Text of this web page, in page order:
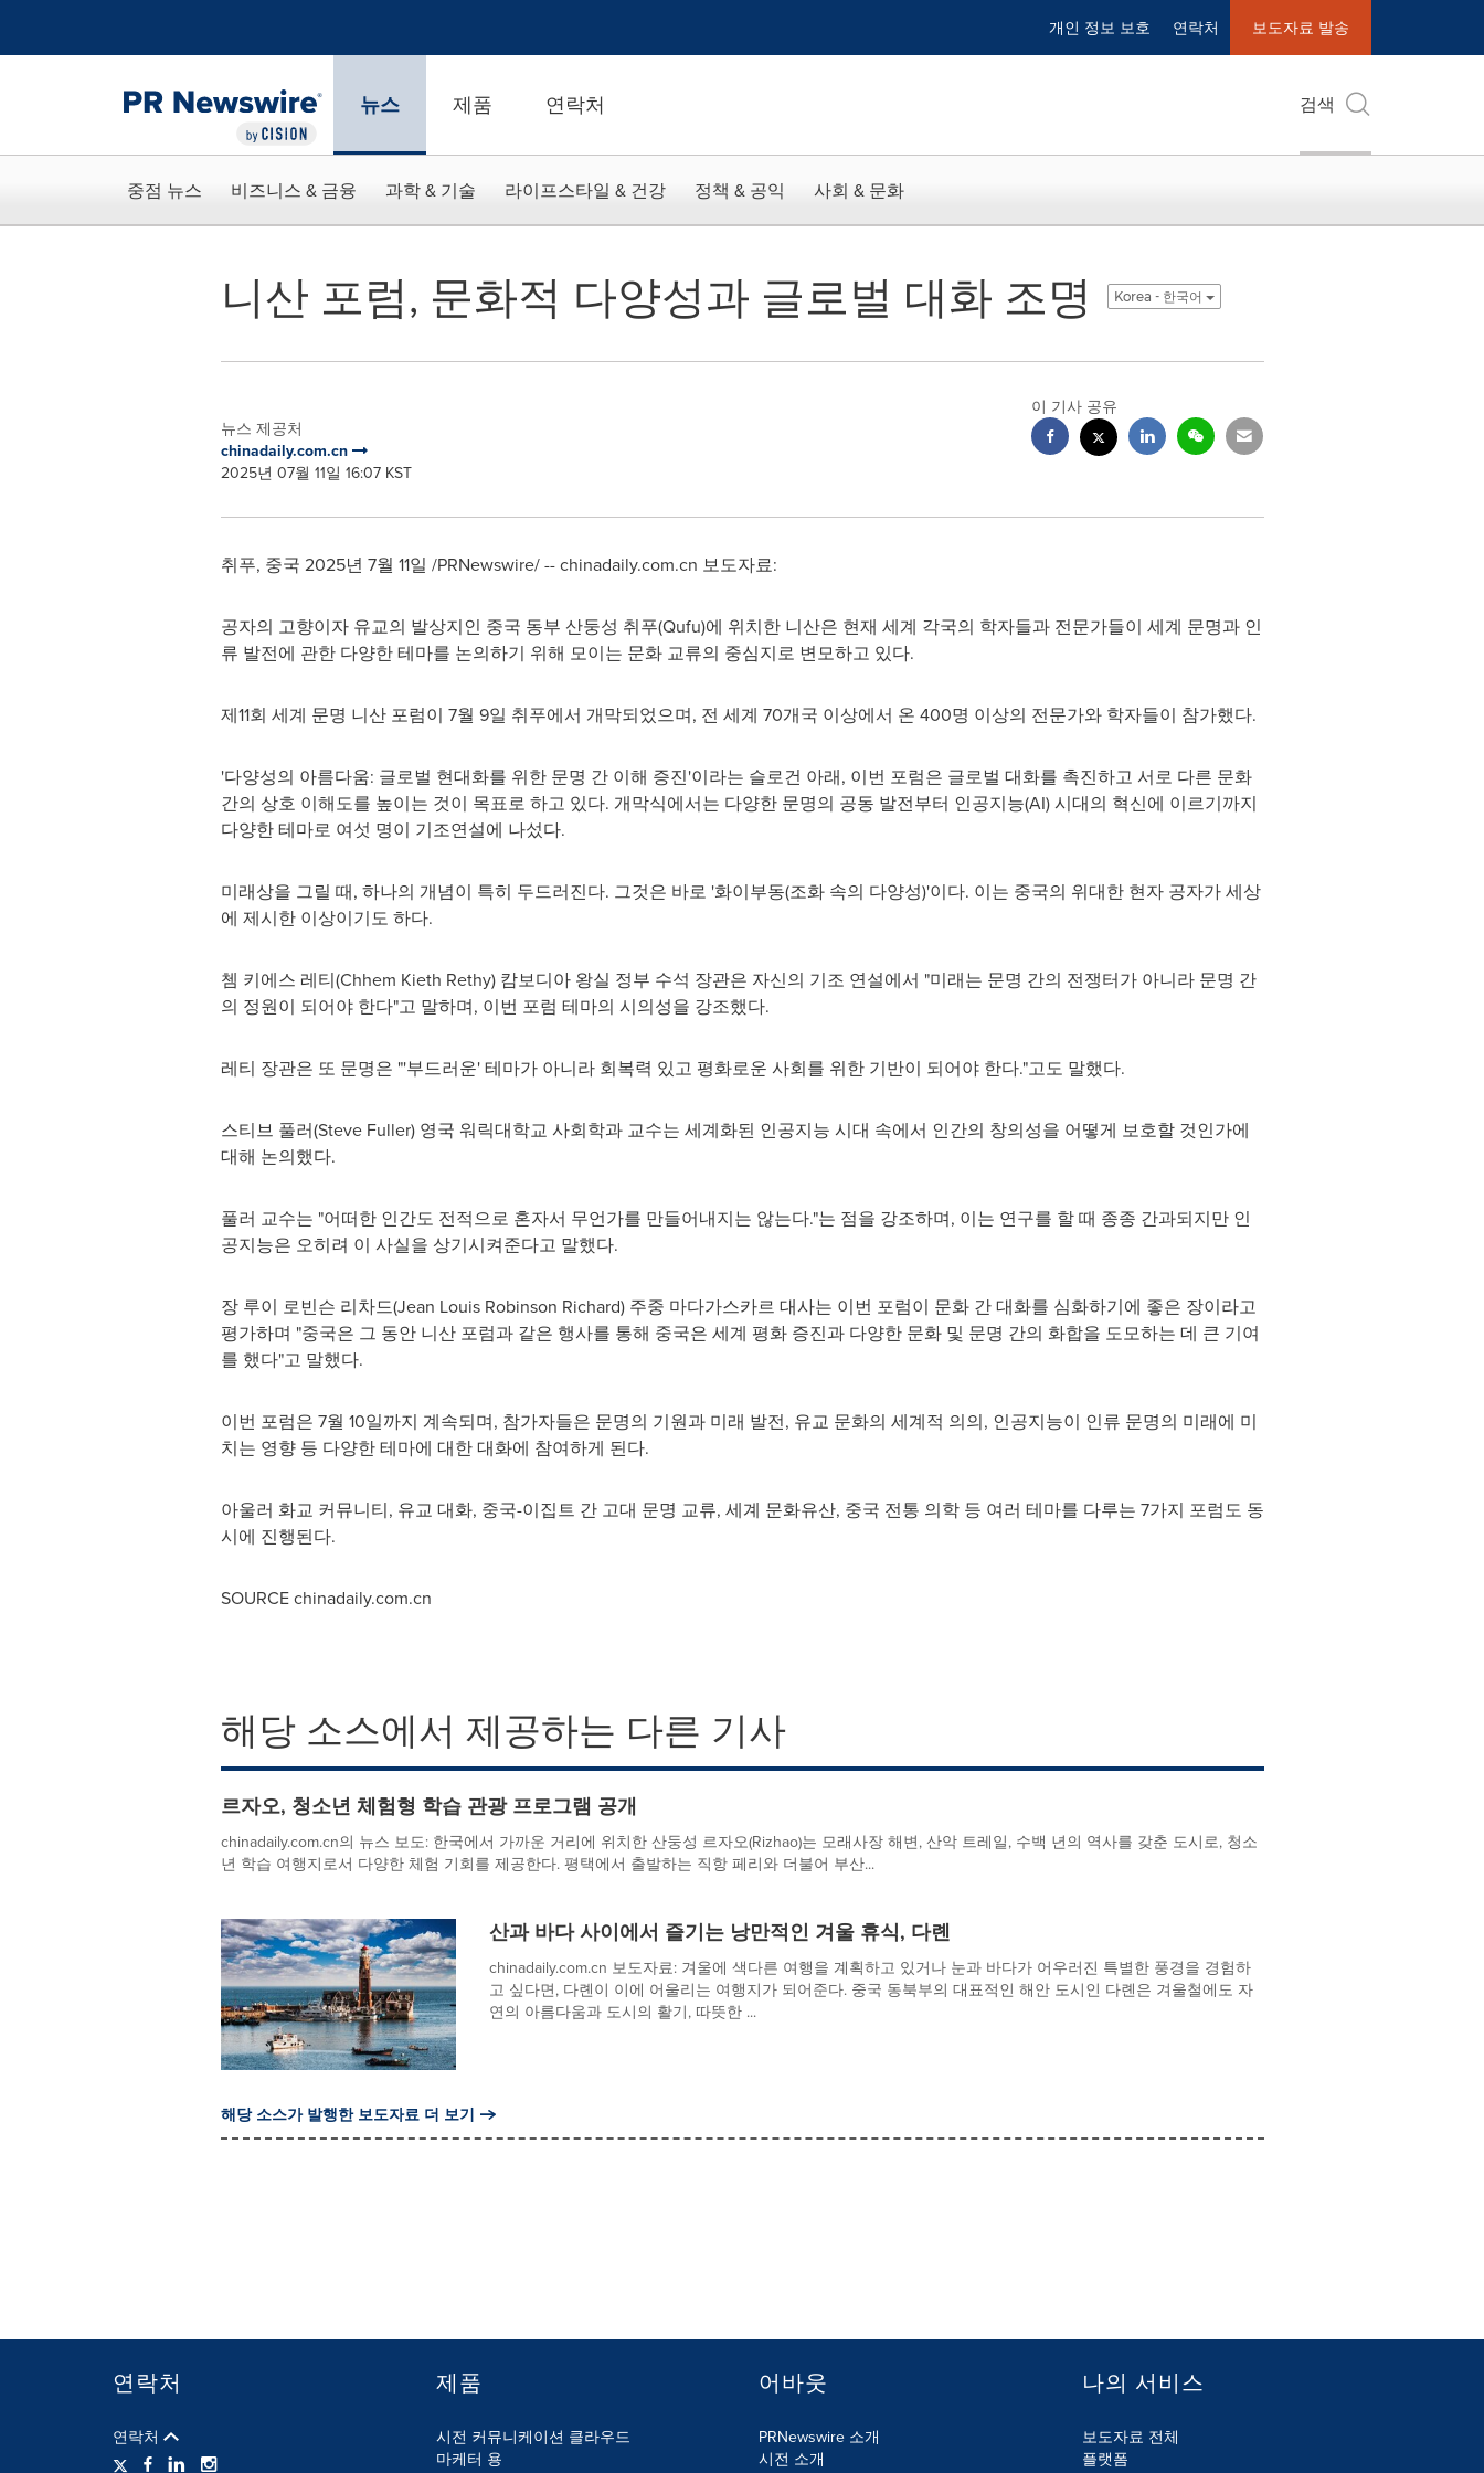
개인 정보 보호 연락처 보도자료 발송
뉴스 제품 연락처 검색
중점 뉴스 비즈니스 & 금융 과학 & 기술 라이프스타일 & 건강 정책 & 공익 사회 & 문화
니산 포럼, 문화적 다양성과 글로벌 대화 조명 Korea - 한국어
뉴스 제공처
chinadaily.com.cn
2025년 07월 11일 16:07 KST
이 기사 공유
취푸, 중국 2025년 7월 11일 /PRNewswire/ -- chinadaily.com.cn 보도자료:
공자의 고향이자 유교의 발상지인 중국 동부 산둥성 취푸(Qufu)에 위치한 니산은 현재 세계 각국의 학자들과 전문가들이 세계 문명과 인
류 발전에 관한 다양한 테마를 논의하기 위해 모이는 문화 교류의 중심지로 변모하고 있다.
제11회 세계 문명 니산 포럼이 7월 9일 취푸에서 개막되었으며, 전 세계 70개국 이상에서 온 400명 이상의 전문가와 학자들이 참가했다.
'다양성의 아름다움: 글로벌 현대화를 위한 문명 간 이해 증진'이라는 슬로건 아래, 이번 포럼은 글로벌 대화를 촉진하고 서로 다른 문화
간의 상호 이해도를 높이는 것이 목표로 하고 있다. 개막식에서는 다양한 문명의 공동 발전부터 인공지능(AI) 시대의 혁신에 이르기까지
다양한 테마로 여섯 명이 기조연설에 나섰다.
미래상을 그릴 때, 하나의 개념이 특히 두드러진다. 그것은 바로 '화이부동(조화 속의 다양성)'이다. 이는 중국의 위대한 현자 공자가 세상
에 제시한 이상이기도 하다.
쳄 키에스 레티(Chhem Kieth Rethy) 캄보디아 왕실 정부 수석 장관은 자신의 기조 연설에서 "미래는 문명 간의 전쟁터가 아니라 문명 간
의 정원이 되어야 한다"고 말하며, 이번 포럼 테마의 시의성을 강조했다.
레티 장관은 또 문명은 "'부드러운' 테마가 아니라 회복력 있고 평화로운 사회를 위한 기반이 되어야 한다."고도 말했다.
스티브 풀러(Steve Fuller) 영국 워릭대학교 사회학과 교수는 세계화된 인공지능 시대 속에서 인간의 창의성을 어떻게 보호할 것인가에
대해 논의했다.
풀러 교수는 "어떠한 인간도 전적으로 혼자서 무언가를 만들어내지는 않는다."는 점을 강조하며, 이는 연구를 할 때 종종 간과되지만 인
공지능은 오히려 이 사실을 상기시켜준다고 말했다.
장 루이 로빈슨 리차드(Jean Louis Robinson Richard) 주중 마다가스카르 대사는 이번 포럼이 문화 간 대화를 심화하기에 좋은 장이라고
평가하며 "중국은 그 동안 니산 포럼과 같은 행사를 통해 중국은 세계 평화 증진과 다양한 문화 및 문명 간의 화합을 도모하는 데 큰 기여
를 했다"고 말했다.
이번 포럼은 7월 10일까지 계속되며, 참가자들은 문명의 기원과 미래 발전, 유교 문화의 세계적 의의, 인공지능이 인류 문명의 미래에 미
치는 영향 등 다양한 테마에 대한 대화에 참여하게 된다.
아울러 화교 커뮤니티, 유교 대화, 중국-이집트 간 고대 문명 교류, 세계 문화유산, 중국 전통 의학 등 여러 테마를 다루는 7가지 포럼도 동
시에 진행된다.
SOURCE chinadaily.com.cn
해당 소스에서 제공하는 다른 기사
르자오, 청소년 체험형 학습 관광 프로그램 공개
chinadaily.com.cn의 뉴스 보도: 한국에서 가까운 거리에 위치한 산둥성 르자오(Rizhao)는 모래사장 해변, 산악 트레일, 수백 년의 역사를 갖춘 도시로, 청소
년 학습 여행지로서 다양한 체험 기회를 제공한다. 평택에서 출발하는 직항 페리와 더불어 부산...
산과 바다 사이에서 즐기는 낭만적인 겨울 휴식, 다롄
chinadaily.com.cn 보도자료: 겨울에 색다른 여행을 계획하고 있거나 눈과 바다가 어우러진 특별한 풍경을 경험하
고 싶다면, 다롄이 이에 어울리는 여행지가 되어준다. 중국 동북부의 대표적인 해안 도시인 다롄은 겨울철에도 자
연의 아름다움과 도시의 활기, 따뜻한 ...
해당 소스가 발행한 보도자료 더 보기
연락처
연락처
제품
시전 커뮤니케이션 클라우드
마케터 용
어바웃
PRNewswire 소개
시전 소개
나의 서비스
보도자료 전체
플랫폼